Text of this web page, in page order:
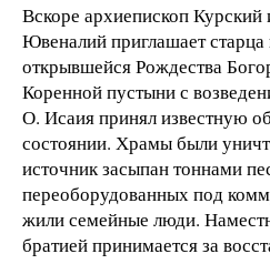
Вскоре архиепископ Курский
Ювеналий приглашает
открывшейся Рождества
Коренной пустыни с
О. Исаия принял известную
состоянии. Храмы были
источник засыпан тоннами
переоборудованных под
жили семейные люди.
братией принимается за